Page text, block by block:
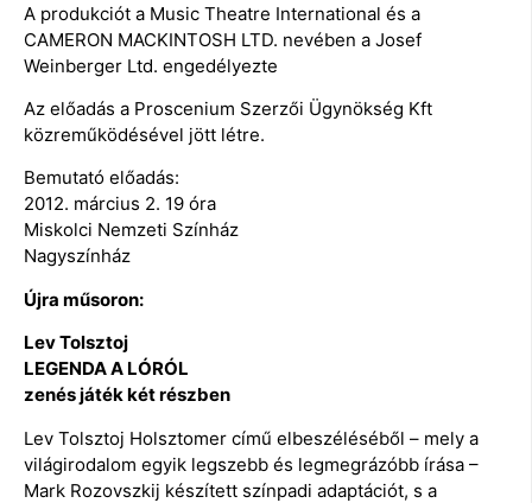
A produkciót a Music Theatre International és a
CAMERON MACKINTOSH LTD. nevében a Josef
Weinberger Ltd. engedélyezte
Az előadás a Proscenium Szerzői Ügynökség Kft
közreműködésével jött létre.
Bemutató előadás:
2012. március 2. 19 óra
Miskolci Nemzeti Színház
Nagyszínház
Újra műsoron:
Lev Tolsztoj
LEGENDA A LÓRÓL
zenés játék két részben
Lev Tolsztoj Holsztomer című elbeszéléséből – mely a
világirodalom egyik legszebb és legmegrázóbb írása –
Mark Rozovszkij készített színpadi adaptációt, s a